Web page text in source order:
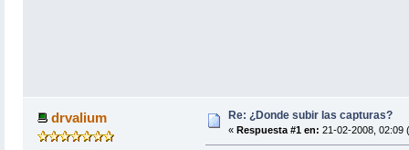
drvalium Re: ¿Donde subir las capturas?
« Respuesta #1 en: 21-02-2008, 02:09